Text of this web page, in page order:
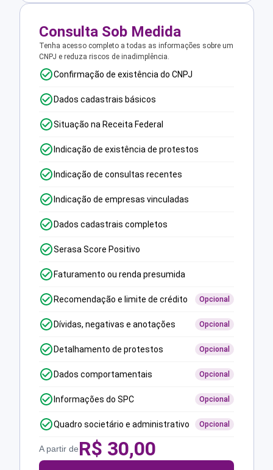
Consulta Sob Medida
Tenha acesso completo a todas as informações sobre um
CNPJ e reduza riscos de inadimplência.
Confirmação de existência do CNPJ
Dados cadastrais básicos
Situação na Receita Federal
Indicação de existência de protestos
Indicação de consultas recentes
Indicação de empresas vinculadas
Dados cadastrais completos
Serasa Score Positivo
Faturamento ou renda presumida
Recomendação e limite de crédito Opcional
Dívidas, negativas e anotações Opcional
Detalhamento de protestos Opcional
Dados comportamentais Opcional
Informações do SPC Opcional
Quadro societário e administrativo Opcional
A partir deR$ 30,00